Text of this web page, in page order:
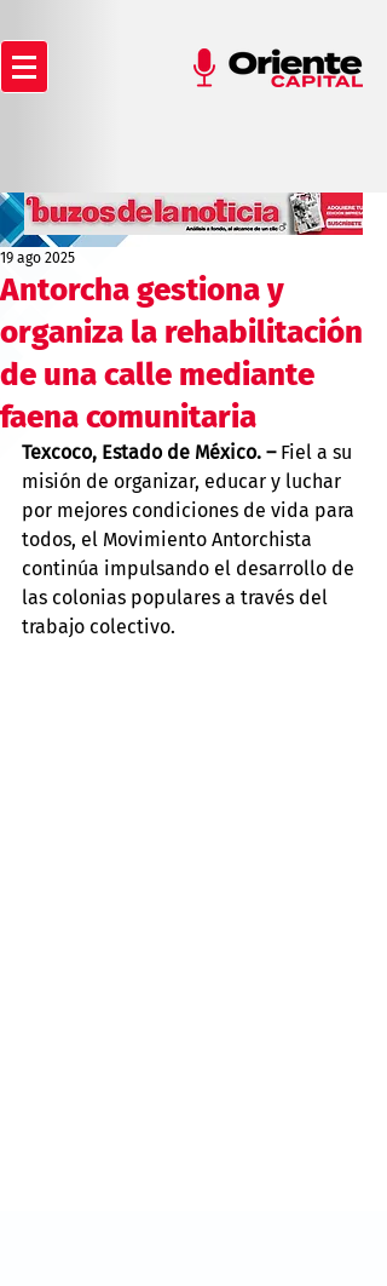
Antorcha gestiona y
organiza la rehabilitación
de una calle mediante
faena comunitaria
19 ago 2025
Texcoco, Estado de México. – Fiel a su
misión de organizar, educar y luchar
por mejores condiciones de vida para
todos, el Movimiento Antorchista
continúa impulsando el desarrollo de
las colonias populares a través del
trabajo colectivo.